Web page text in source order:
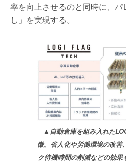
率を向上させるのと同時に、
し」を実現する。
▲自動倉庫を組み入れた
徴。省人化や労働環境の改善
ク待機時間の削減などの効果